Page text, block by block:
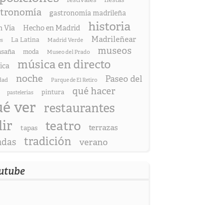
gastronomía madrileña
Vía Hecho en Madrid historia
La Latina Madrid Verde Madrileñear
moda Museo del Prado museos
música en directo
noche Parque de El Retiro
Paseo del
pastelerías pintura qué hacer
ver restaurantes
tapas teatro terrazas
tradición verano